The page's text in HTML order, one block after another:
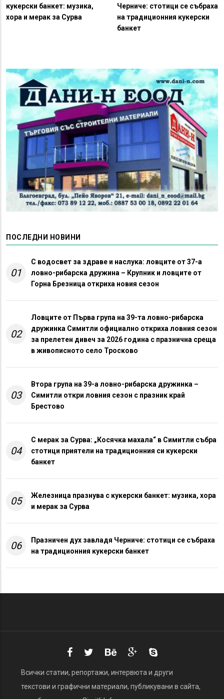
кукерски банкет: музика,
хора и мерак за Сурва
Черниче: стотици се събраха
на традиционния кукерски
банкет
ПОСЛЕДНИ НОВИНИ
01
С водосвет за здраве и наслука: ловците от 37-а
ловно-рибарска дружина – Крупник и ловците от
Горна Брезница откриха новия сезон
02
Ловците от Първа група на 39-та ловно-рибарска
дружинка Симитли официално откриха ловния сезон
за прелетен дивеч за 2026 година с празнична среща
в живописното село Тросково
03
Втора група на 39-а ловно-рибарска дружинка –
Симитли откри ловния сезон с празник край
Брестово
04
С мерак за Сурва: „Косячка махала“ в Симитли събра
стотици приятели на традиционния си кукерски
банкет
05
Железница празнува с кукерски банкет: музика, хора
и мерак за Сурва
06
Празничен дух завладя Черниче: стотици се събраха
на традиционния кукерски банкет
Всички статии, репортажи, интервюта и други
текстови и графични материали, публикувани в сайта,